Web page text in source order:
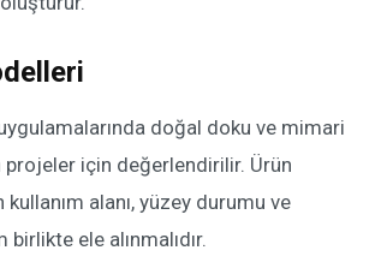
doğal doku ve mimari
projeler için değerlendirilir. Ürün
kullanım alanı, yüzey durumu ve
ele alınmalıdır.